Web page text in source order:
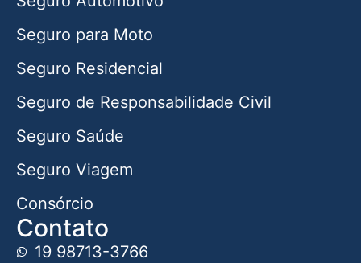
Seguro para Moto
Seguro Residencial
Seguro de Responsabilidade Civil
Seguro Saúde
Seguro Viagem
Consórcio
Contato
19 98713-3766